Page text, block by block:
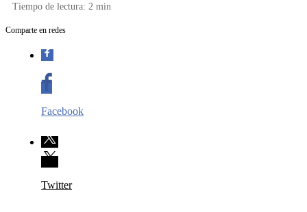
Tiempo de lectura: 2 min
Comparte en redes
Facebook
Twitter